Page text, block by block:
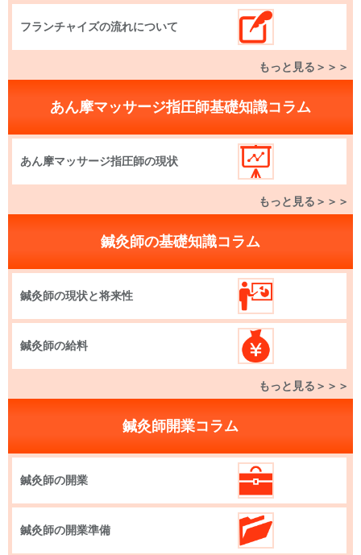
フランチャイズの流れについて
もっと見る＞＞＞
あん摩マッサージ指圧師基礎知識コラム
あん摩マッサージ指圧師の現状
もっと見る＞＞＞
鍼灸師の基礎知識コラム
鍼灸師の現状と将来性
鍼灸師の給料
もっと見る＞＞＞
鍼灸師開業コラム
鍼灸師の開業
鍼灸師の開業準備